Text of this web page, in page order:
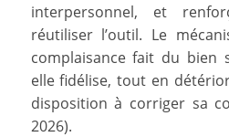
interpersonnel, et
réutiliser l’outil. Le
complaisance fait du bien
elle fidélise, tout en
disposition à corriger sa
2026).